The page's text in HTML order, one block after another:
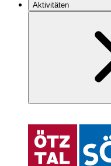
Aktivitäten